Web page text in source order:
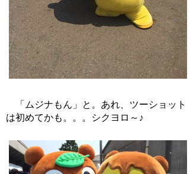
「ムジナもん」と。あれ、ツーショット
は初めてかも。。。シクヨロ～♪